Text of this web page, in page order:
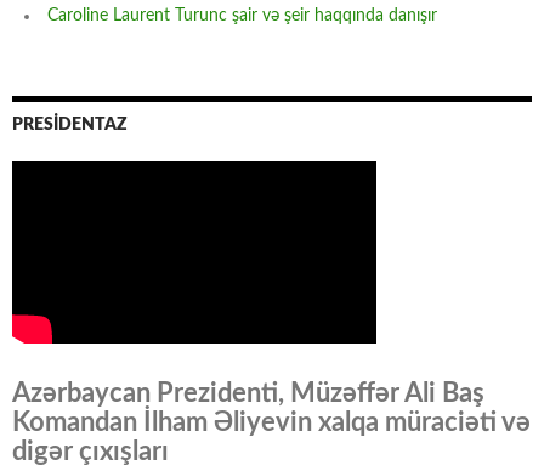
Caroline Laurent Turunc şair və şeir haqqında danışır
PRESİDENTAZ
Azərbaycan Prezidenti, Müzəffər Ali Baş
Komandan İlham Əliyevin xalqa müraciəti və
digər çıxışları